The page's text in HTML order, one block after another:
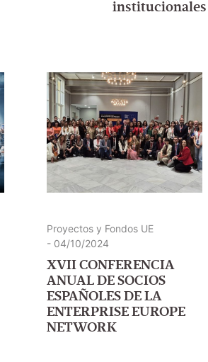
institucionales
Proyectos y Fondos UE
- 04/10/2024
XVII CONFERENCIA
ANUAL DE SOCIOS
ESPAÑOLES DE LA
ENTERPRISE EUROPE
NETWORK